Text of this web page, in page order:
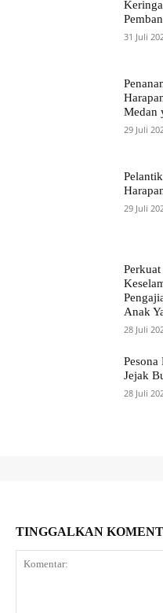
31 Juli
Medan
29 Juli
29 Juli
Anak
28 Juli
Jejak
28 Juli
TINGGALKAN